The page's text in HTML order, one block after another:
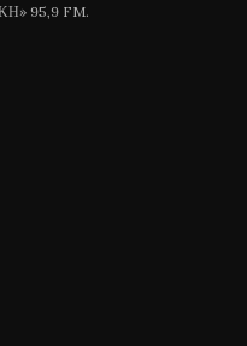
95,9 FM.